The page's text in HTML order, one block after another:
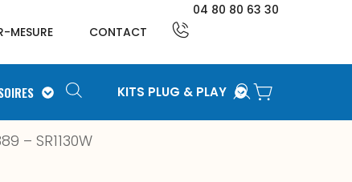
MESURE CONTACT
04 80 80 63 30
KITS PLUG & PLAY
– SR1130W